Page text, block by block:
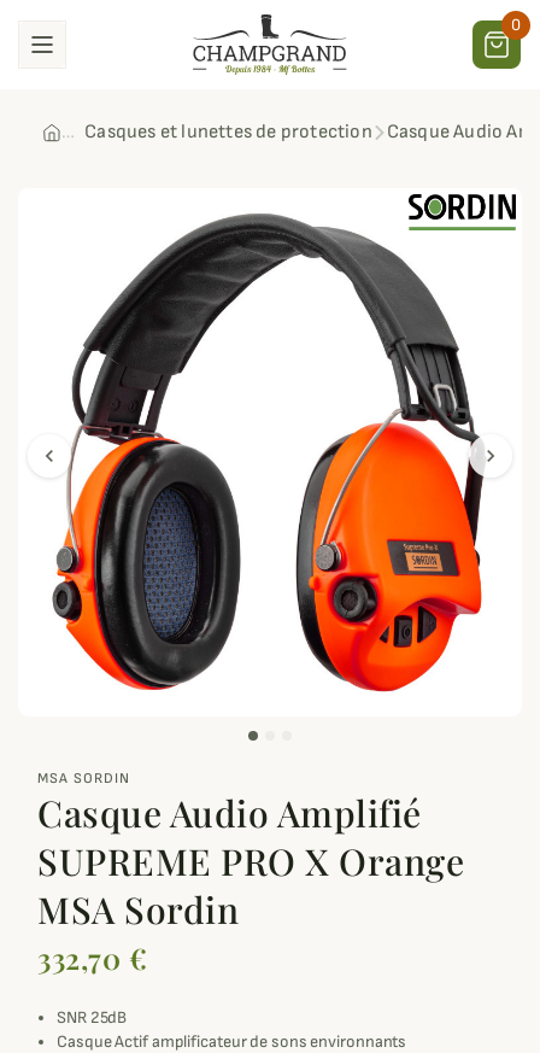
0
Casques et lunettes de protection Casque Audio
chevron_left chevron_right
MSA SORDIN
Casque Audio Amplifié
SUPREME PRO X Orange
MSA Sordin
332,70 €
SNR 25dB
Casque Actif amplificateur de sons environnants